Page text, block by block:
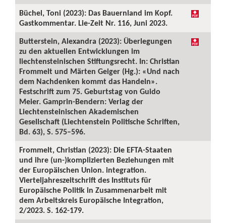
Büchel, Toni (2023): Das Bauernland im Kopf.
Gastkommentar. Lie-Zeit Nr. 116, Juni 2023.
Butterstein, Alexandra (2023): Überlegungen
zu den aktuellen Entwicklungen im
liechtensteinischen Stiftungsrecht. In: Christian
Frommelt und Märten Geiger (Hg.): «Und nach
dem Nachdenken kommt das Handeln».
Festschrift zum 75. Geburtstag von Guido
Meier. Gamprin-Bendern: Verlag der
Liechtensteinischen Akademischen
Gesellschaft (Liechtenstein Politische Schriften,
Bd. 63), S. 575–596.
Frommelt, Christian (2023): Die EFTA-Staaten
und ihre (un-)komplizierten Beziehungen mit
der Europäischen Union. integration.
Vierteljahreszeitschrift des Instituts für
Europäische Politik in Zusammenarbeit mit
dem Arbeitskreis Europäische Integration,
2/2023. S. 162-179.